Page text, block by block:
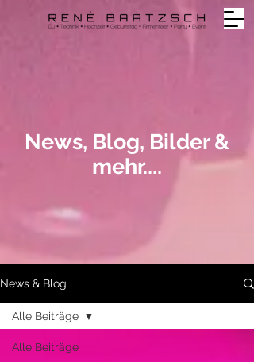
News, Blog, Bilder &
mehr....
News & Blog
Alle Beiträge
Alle Beiträge